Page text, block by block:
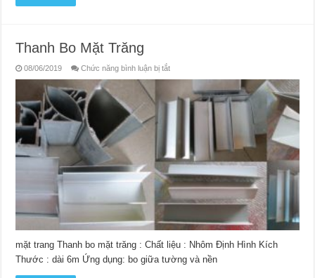
Thanh Bo Mặt Trăng
08/06/2019 Chức năng bình luận bị tắtở
Trăng
mặt trang Thanh bo mặt trăng : Chất liệu : Nhôm Định Hình Kích
Thước : dài 6m Ứng dụng: bo giữa tường và nền